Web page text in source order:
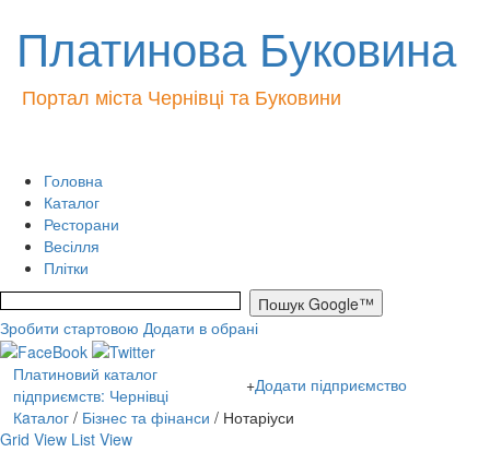
Платинова Буковина
Портал міста Чернівці та Буковини
Головна
Каталог
Ресторани
Весілля
Плітки
Зробити стартовою Додати в обрані
Платиновий каталог
підприємств: Чернівці
+Додати підприємство
Кaталог/ Бізнес та фінанси / Нотаріуси
Grid View List View